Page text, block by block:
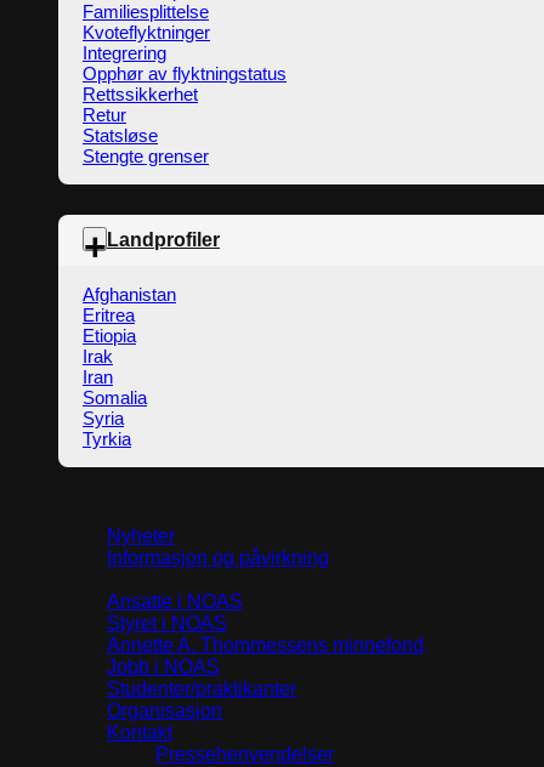
Familiesplittelse
Kvoteflyktninger
Integrering
Opphør av flyktningstatus
Rettssikkerhet
Retur
Statsløse
Stengte grenser
Landprofiler
Afghanistan
Eritrea
Etiopia
Irak
Iran
Somalia
Syria
Tyrkia
Nyheter
Informasjon og påvirkning
Ansatte i NOAS
Styret i NOAS
Annette A. Thommessens minnefond
Jobb i NOAS
Studenter/praktikanter
Organisasjon
Kontakt
Pressehenvendelser